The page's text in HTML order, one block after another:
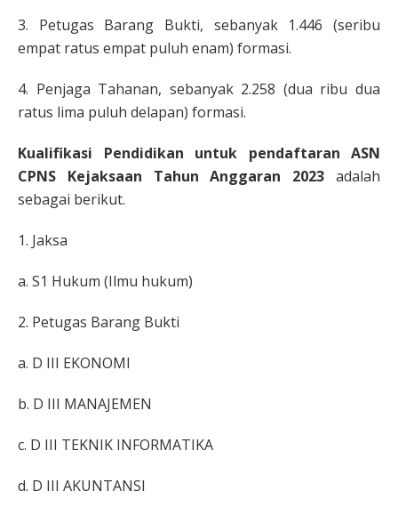
3. Petugas Barang Bukti, sebanyak 1.446 (seribu
empat ratus empat puluh enam) formasi.
4. Penjaga Tahanan, sebanyak 2.258 (dua ribu dua
ratus lima puluh delapan) formasi.
Kualifikasi Pendidikan untuk pendaftaran ASN
CPNS Kejaksaan Tahun Anggaran 2023 adalah
sebagai berikut.
1. Jaksa
a. S1 Hukum (Ilmu hukum)
2. Petugas Barang Bukti
a. D III EKONOMI
b. D III MANAJEMEN
c. D III TEKNIK INFORMATIKA
d. D III AKUNTANSI